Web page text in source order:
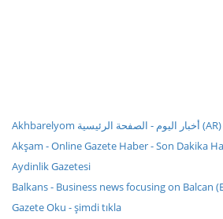
Akhbarelyom أخبار اليوم - الصفحة الرئيسية (AR)
Akşam - Online Gazete Haber - Son Dakika
Aydinlik Gazetesi
Balkans - Business news focusing on Balcan
Gazete Oku - şimdi tıkla